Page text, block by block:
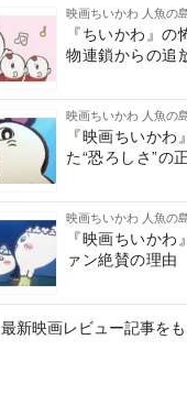
映画ちいかわ 人魚の
『ちいかわ』の
物連鎖からの追
映画ちいかわ 人魚の
『映画ちいかわ
た“恐ろしさ”の
映画ちいかわ 人魚の
『映画ちいかわ
ァン絶賛の理由
最新映画レビュー記事を